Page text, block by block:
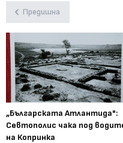
Предишна
„Българската Атлантида":
Севтополис чака под
на Копринка